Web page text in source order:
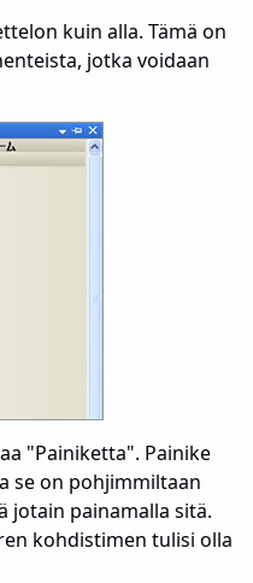
kuin alla. Tämä on
jotka voidaan
"Painiketta". Painike
se on pohjimmiltaan
jotain painamalla sitä.
kohdistimen tulisi olla